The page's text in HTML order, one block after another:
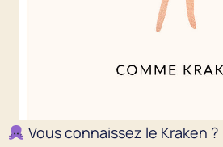
Vous connaissez le Kraken ?